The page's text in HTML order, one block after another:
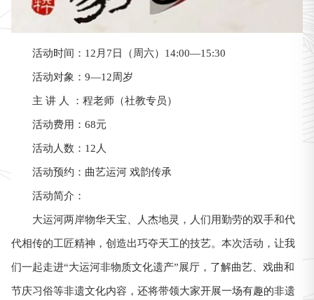
活动时间：12月7日（周六）14:00—15:30
活动对象：9—12周岁
主 讲 人 ：程老师（社教专员）
活动费用：68元
活动人数：12人
活动预约： 曲艺运河 戏韵传承
活动简介：
大运河两岸物华天宝、人杰地灵，人们用勤劳的双手和代
代相传的工匠精神，创造出巧夺天工的技艺。本次活动，让我
们一起走进“大运河非物质文化遗产”展厅，了解曲艺、戏曲和
节庆习俗等非遗文化内容，还将带领大家开展一场有趣的非遗